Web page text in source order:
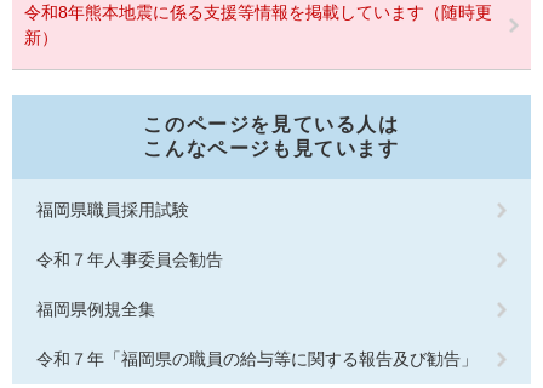
令和8年熊本地震に係る支援等情報を掲載しています（随時更
新）
このページを見ている人は
こんなページも見ています
福岡県職員採用試験
令和７年人事委員会勧告
福岡県例規全集
令和７年「福岡県の職員の給与等に関する報告及び勧告」